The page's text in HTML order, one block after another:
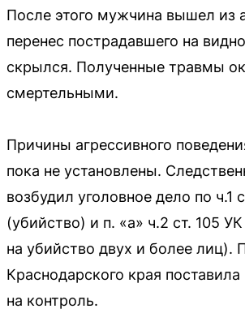
После этого мужчина вышел из
перенес пострадавшего на
скрылся. Полученные травмы
смертельными.
Причины агрессивного
пока не установлены.
возбудил уголовное дело по ч.1
(убийство) и п. «а» ч.2 ст. 105
на убийство двух и более лиц).
Краснодарского края
на контроль.